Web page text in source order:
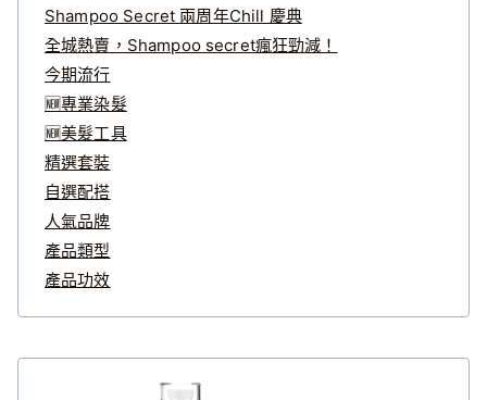
Shampoo Secret 兩周年Chill 慶典
全城熱賣，Shampoo secret瘋狂勁減！
今期流行
🆕專業染髮
🆕美髮工具
精選套裝
自選配搭
人氣品牌
產品類型
產品功效